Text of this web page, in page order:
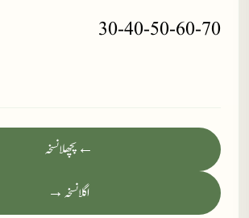
30-40-50-60-70
← پچھلا نسخہ
اگلا نسخہ →